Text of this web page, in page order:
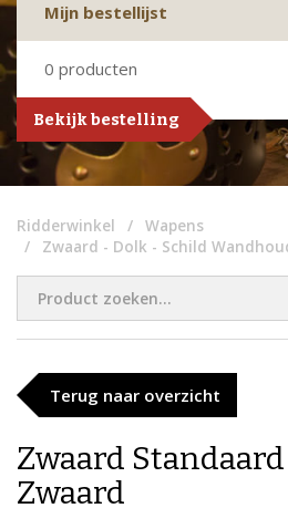
Mijn bestellijst
0 producten
Bekijk bestelling
Ridderwinkel
Wapens
Zwaard - Dolk - Schild
Terug naar overzicht
Zwaard
Zwaard